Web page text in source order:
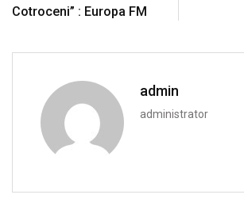
Cotroceni” : Europa FM
admin
administrator